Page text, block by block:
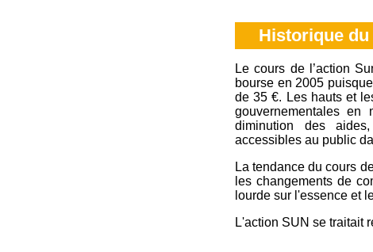
Historique
Le cours de l’action
bourse en 2005
de 35 €. Les hauts et
gouvernementales en
diminution des
accessibles au public
La tendance du cours
les changements de
lourde sur l'essence et
L'action SUN se traitait